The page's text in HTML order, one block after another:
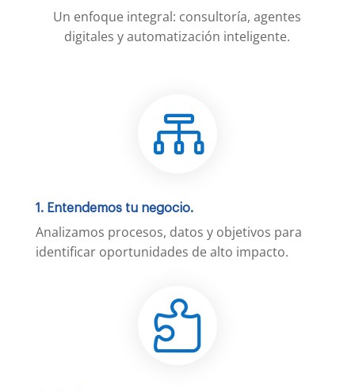
Un enfoque integral: consultoría, agentes
digitales y automatización inteligente.

1. Entendemos tu negocio.
Analizamos procesos, datos y objetivos para
identificar oportunidades de alto impacto.
